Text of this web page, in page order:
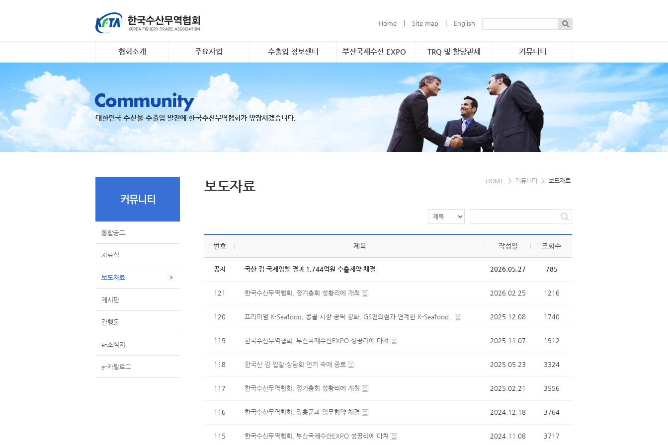
Home Site map English
협회소개
조직도
회원명부
유관기관·사업
주요사업
대일 김 수출 촉진 사업
리스크안전망 구축
수출기업 맞춤형 해외시
장조사
K- 씨푸드 인바운드 마케
지원
수출입 정보센터
무역관련 정보연계
부산국제수산 EXPO TRQ 및 할당관세
소개
품목·물량 현황
TRQ 진행개요
문의·연락처
커뮤니티
통합공고
자료실
보도자료
게시판
e-카탈로그
통합공고
자료실
보도자료
게시판
간행물
e-소식지
e-카탈로그
HOME > 커뮤니티 > 보도자료
보도자료
번호 제목 작성일 조회수
공지 국산 김 국제입찰 결과 1,744억원 수출계약 체결 2026.05.27 785
121 한국수산무역협회, 정기총회 성황리에 개최 2026.02.25 1216
120 프리미엄 K-Seafood, 몽골 시장 공략 강화, GS편의점과 연계한 K-Seafood.. 2025.12.08 1740
119 한국수산무역협회, 부산국제수산EXPO 성공리에 마쳐 2025.11.07 1912
118 한국산 김 입찰·상담회 인기 속에 종료 2025.05.23 3324
117 한국수산무역협회, 정기총회 성황리에 개최 2025.02.21 3556
116 한국수산무역협회, 장흥군과 업무협약 체결 2024.12.18 3764
115 한국수산무역협회, 부산국제수산EXPO 성공리에 마쳐 2024.11.08 3717